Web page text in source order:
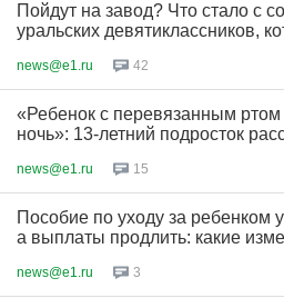
Пойдут на завод? Что стало с
уральских девятиклассников,
news@e1.ru 42
«Ребенок с перевязанным
ночь»: 13-летний подросток
news@e1.ru 15
Пособие по уходу за ребенком
а выплаты продлить: какие изме
news@e1.ru 3